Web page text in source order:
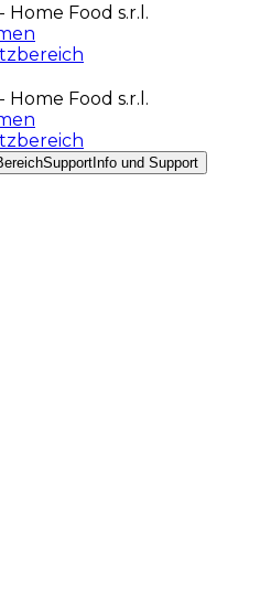
Food s.r.l.
Food s.r.l.
Support Info und Support